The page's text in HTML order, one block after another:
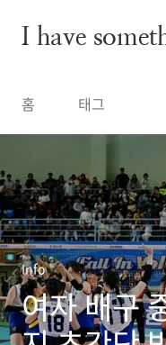
I have
홈 태그
Info
여자 배구